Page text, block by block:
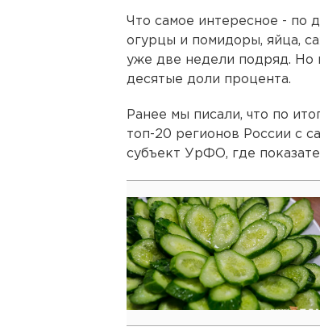
Что самое интересное - по
огурцы и помидоры, яйца,
уже две недели подряд. Но
десятые доли процента.
Ранее мы писали, что по
топ-20 регионов России с
субъект УрФО, где